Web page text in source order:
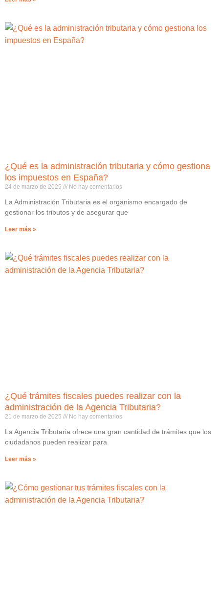
¿Qué es la administración tributaria y cómo gestiona
los impuestos en España?
24 de marzo de 2025 No hay comentarios
La Administración Tributaria es el organismo encargado de
gestionar los tributos y de asegurar que
Leer más »
¿Qué trámites fiscales puedes realizar con la
administración de la Agencia Tributaria?
21 de marzo de 2025 No hay comentarios
La Agencia Tributaria ofrece una gran cantidad de trámites que los
ciudadanos pueden realizar para
Leer más »